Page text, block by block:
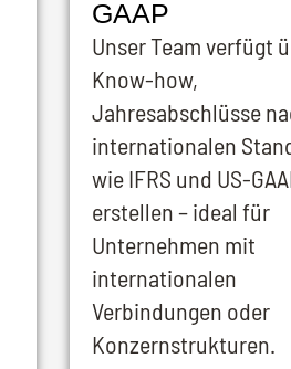
GAAP
Unser Team verfügt
Know-how,
Jahresabschlüsse
internationalen
wie IFRS und US-
erstellen – ideal für
Unternehmen mit
internationalen
Verbindungen oder
Konzernstrukturen.